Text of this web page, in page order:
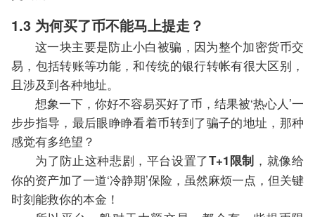
1.3 为何买了币不能马上提走？
这一块主要是防止小白被骗，因为整个加密货币交
易，包括转账等功能，和传统的银行转帐有很大区别，
且涉及到各种地址。
想象一下，你好不容易买好了币，结果被‘热心人’一
步步指导，最后眼睁睁看着币转到了骗子的地址，那种
感觉有多绝望？
为了防止这种悲剧，平台设置了T+1限制 ，就像给
你的资产加了一道‘冷静期’保险，虽然麻烦一点，但关键
时刻能救你的本金！